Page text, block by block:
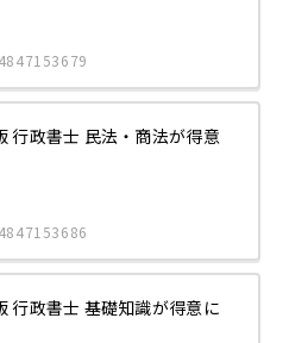
行政書士 民法・商法が得意
行政書士 基礎知識が得意に